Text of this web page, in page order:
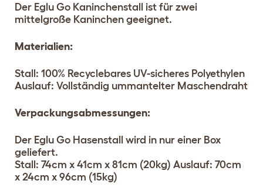
Der Eglu Go Kaninchenstall ist für zwei
mittelgroße Kaninchen geeignet.
Materialien:
Stall: 100% Recyclebares UV-sicheres Polyethylen
Auslauf: Vollständig ummantelter Maschendraht
Verpackungsabmessungen:
Der Eglu Go Hasenstall wird in nur einer Box
geliefert.
Stall: 74cm x 41cm x 81cm (20kg) Auslauf: 70cm
x 24cm x 96cm (15kg)